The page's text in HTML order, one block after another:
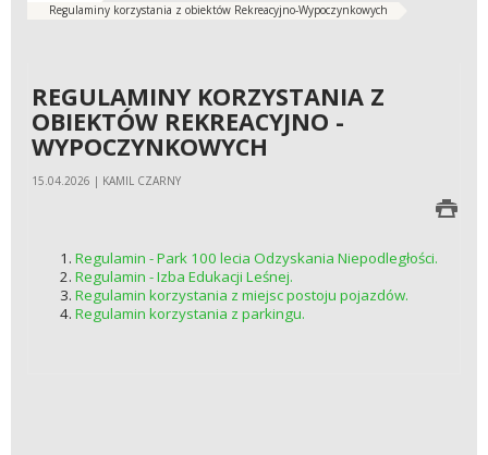
Regulaminy korzystania z obiektów Rekreacyjno-Wypoczynkowych
REGULAMINY KORZYSTANIA Z
OBIEKTÓW REKREACYJNO -
WYPOCZYNKOWYCH
15.04.2026 | KAMIL CZARNY
Regulamin - Park 100 lecia Odzyskania Niepodległości.
Regulamin - Izba Edukacji Leśnej.
Regulamin korzystania z miejsc postoju pojazdów.
Regulamin korzystania z parkingu.